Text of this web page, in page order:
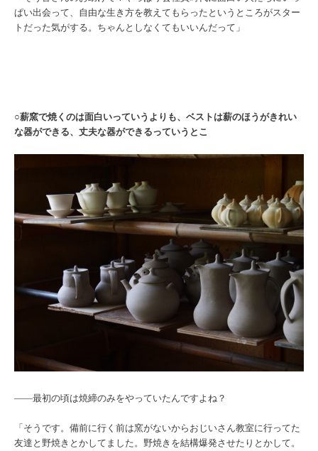
ぱい出会って、自由な生き方を教えてもらったというところがスター
トだった気がする。ちゃんとしなくてもいいんだって」
○薪窯で焼くのは面白いっていうよりも、ベストは薪のほうがきれい
な器ができる、丈夫な器ができるっていうとこ
――最初の頃は焼締のみをやっていたんですよね？
「そうです。備前に行く前は窯がないからおじいさん教室に行ってた
友達と野焼きとかしてました。野焼きを結構爆発させたりとかして。